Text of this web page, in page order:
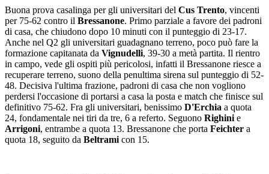
Buona prova casalinga per gli universitari del Cus Trento, vincenti
per 75-62 contro il Bressanone. Primo parziale a favore dei padroni
di casa, che chiudono dopo 10 minuti con il punteggio di 23-17.
Anche nel Q2 gli universitari guadagnano terreno, poco può fare la
formazione capitanata da Vignudelli, 39-30 a metà partita. Il rientro
in campo, vede gli ospiti più pericolosi, infatti il Bressanone riesce a
recuperare terreno, suono della penultima sirena sul punteggio di 52-
48. Decisiva l'ultima frazione, padroni di casa che non vogliono
perdersi l'occasione di portarsi a casa la posta e match che finisce sul
definitivo 75-62. Fra gli universitari, benissimo D'Erchia a quota
24, fondamentale nei tiri da tre, 6 a referto. Seguono Righini e
Arrigoni, entrambe a quota 13. Bressanone che porta Feichter a
quota 18, seguito da Beltrami con 15.